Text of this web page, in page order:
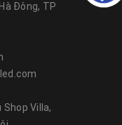
theo kích thước
thiết kế để ôm
của vật thể là bao
Đông, TP
Shop Villa,